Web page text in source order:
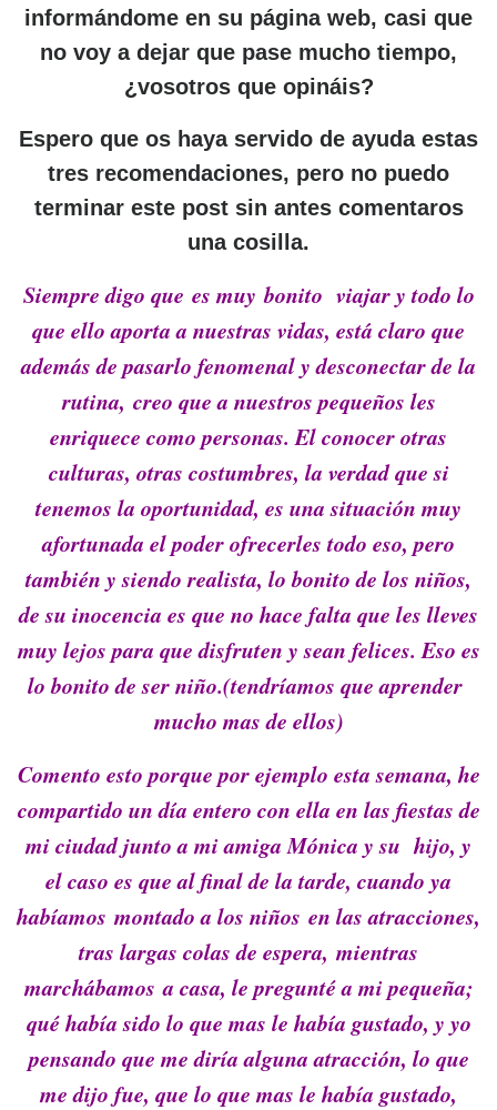
informándome en su página web, casi que
no voy a dejar que pase mucho tiempo,
¿vosotros que opináis?
Espero que os haya servido de ayuda estas
tres recomendaciones, pero no puedo
terminar este post sin antes comentaros
una cosilla.
Siempre digo que es muy bonito viajar y todo lo
que ello aporta a nuestras vidas, está claro que
además de pasarlo fenomenal y desconectar de la
rutina, creo que a nuestros pequeños les
enriquece como personas. El conocer otras
culturas, otras costumbres, la verdad que si
tenemos la oportunidad, es una situación muy
afortunada el poder ofrecerles todo eso, pero
también y siendo realista, lo bonito de los niños,
de su inocencia es que no hace falta que les lleves
muy lejos para que disfruten y sean felices.Eso es
lo bonito de ser niño.(tendríamos que aprender
mucho mas de ellos)
Comento esto porque por ejemplo esta semana, he
compartido un día entero con ella en las fiestas de
mi ciudad junto a mi amiga Mónica y su hijo, y
el caso es que al final de la tarde, cuando ya
habíamos montado a los niños en las atracciones,
tras largas colas de espera, mientras
marchábamos a casa, le pregunté a mi pequeña;
qué había sido lo que mas le había gustado, y yo
pensando que me diría alguna atracción, lo que
me dijo fue, que lo que mas le había gustado,